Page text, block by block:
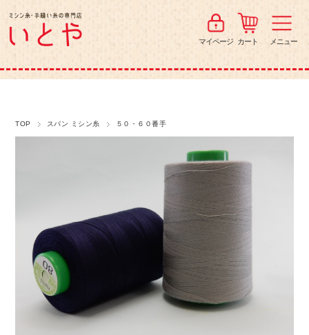
マイページ カート メニュー
TOP スパン ミシン糸 ５０・６０番手